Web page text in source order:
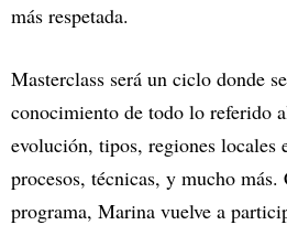
más respetada.
Masterclass será un ciclo donde
conocimiento de todo lo referido
evolución, tipos, regiones locales
procesos, técnicas, y mucho más.
programa, Marina vuelve a